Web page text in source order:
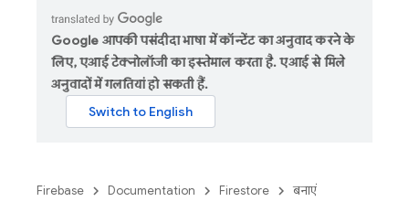
Google आपकी पसंदीदा भाषा में कॉन्टेंट का अनुवाद करने के
लिए, एआई टेक्नोलॉजी का इस्तेमाल करता है. एआई से मिले
अनुवादों में गलतियां हो सकती हैं.
Firebase Documentation Firestore बनाएं